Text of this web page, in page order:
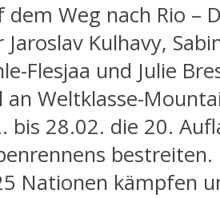
Weg nach Rio –
Kulhavy,
Flesjaa und Julie
an Weltklasse-
bis 28.02. die 20.
bestreiten.
Nationen kämpfen